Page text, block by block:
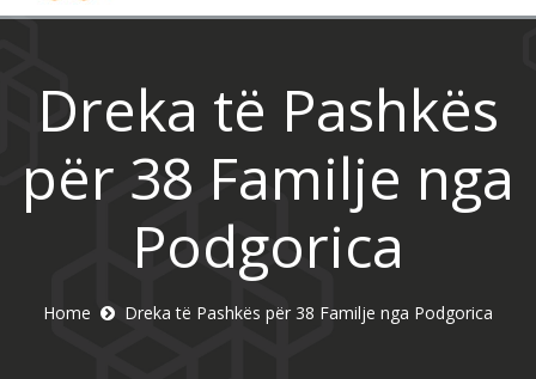
Dreka të Pashkës
për 38 Familje nga
Podgorica
Home Dreka të Pashkës për 38 Familje nga Podgorica